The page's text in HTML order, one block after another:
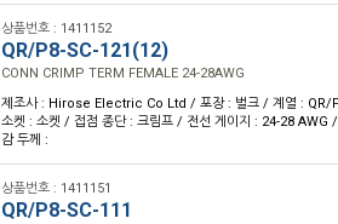
상품번호 : 1411152
QR/P8-SC-121(12)
CONN CRIMP TERM FEMALE 24-28AWG
제조사 : Hirose Electric Co Ltd / 포장 : 벌크 / 계열 : QR/
소켓 : 소켓 / 접점 종단 : 크림프 / 전선 게이지 : 24-28 AWG
감 두께 :
상품번호 : 1411151
QR/P8-SC-111